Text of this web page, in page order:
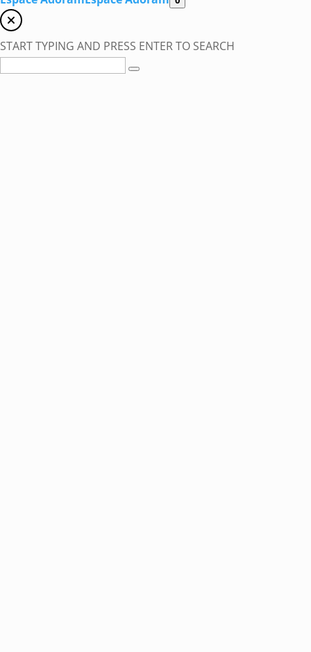
START TYPING AND PRESS ENTER TO SEARCH